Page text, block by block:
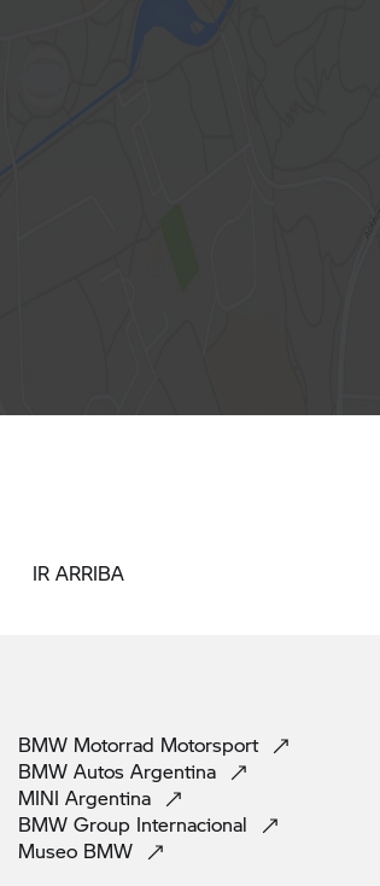
IR ARRIBA
BMW Motorrad Motorsport
BMW Autos Argentina
MINI Argentina
BMW Group Internacional
Museo BMW